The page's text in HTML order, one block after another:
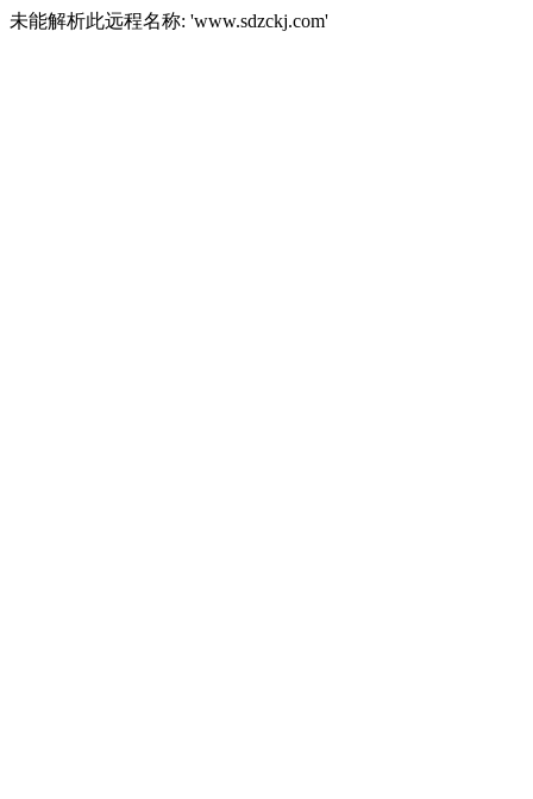
未能解析此远程名称: 'www.sdzckj.com'